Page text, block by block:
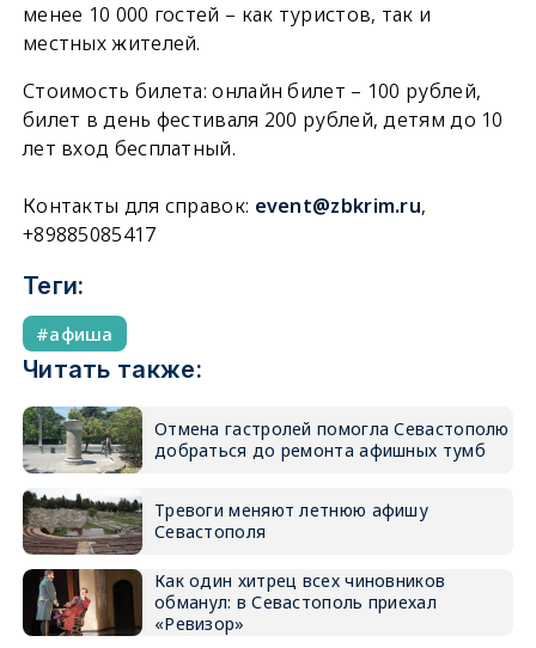
менее 10 000 гостей – как туристов, так и
местных жителей.
Стоимость билета: онлайн билет – 100 рублей,
билет в день фестиваля 200 рублей, детям до 10
лет вход бесплатный.
Контакты для справок: event@zbkrim.ru,
+89885085417
Теги:
афиша
Читать также:
Отмена гастролей помогла Севастополю
добраться до ремонта афишных тумб
Тревоги меняют летнюю афишу
Севастополя
Как один хитрец всех чиновников
обманул: в Севастополь приехал
«Ревизор»